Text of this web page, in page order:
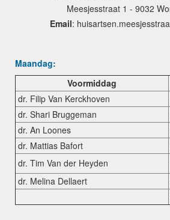
Meesjesstraat 1 - 9032
Email:
Maandag:
Voormiddag
dr. Filip Van Kerckhoven
dr. Shari Bruggeman
dr. An Loones
dr. Mattias Bafort
dr. Tim Van der Heyden
dr. Melina Dellaert